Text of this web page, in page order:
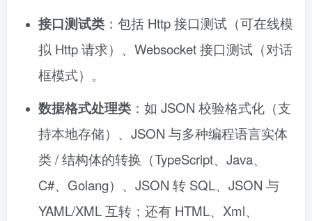
接口测试类 ：包括 Http 接口测试（可在线模
拟 Http 请求）、Websocket 接口测试（对话
框模式）。
数据格式处理类 ：如 JSON 校验格式化（支
持本地存储）、JSON 与多种编程语言实体
类 / 结构体的转换（TypeScript、Java、
C#、Golang）、JSON 转 SQL、JSON 与
YAML/XML 互转；还有 HTML、Xml、